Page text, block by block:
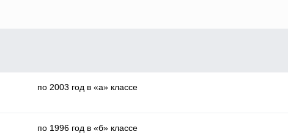
по 2003 год в «а» классе
по 1996 год в «б» классе